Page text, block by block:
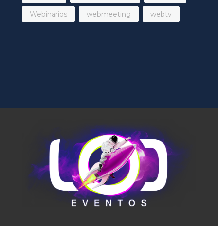
Webinários webmeeting webtv